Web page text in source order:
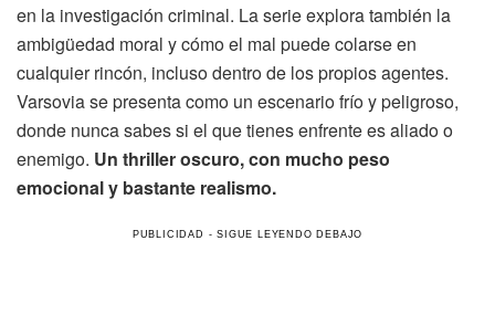
en la investigación criminal. La serie explora también la
ambigüedad moral y cómo el mal puede colarse en
cualquier rincón, incluso dentro de los propios agentes.
Varsovia se presenta como un escenario frío y peligroso,
donde nunca sabes si el que tienes enfrente es aliado o
enemigo. Un thriller oscuro, con mucho peso
emocional y bastante realismo.